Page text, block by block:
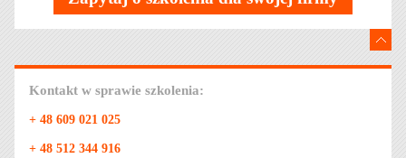
Kontakt w sprawie szkolenia:
+ 48 609 021 025
+ 48 512 344 916